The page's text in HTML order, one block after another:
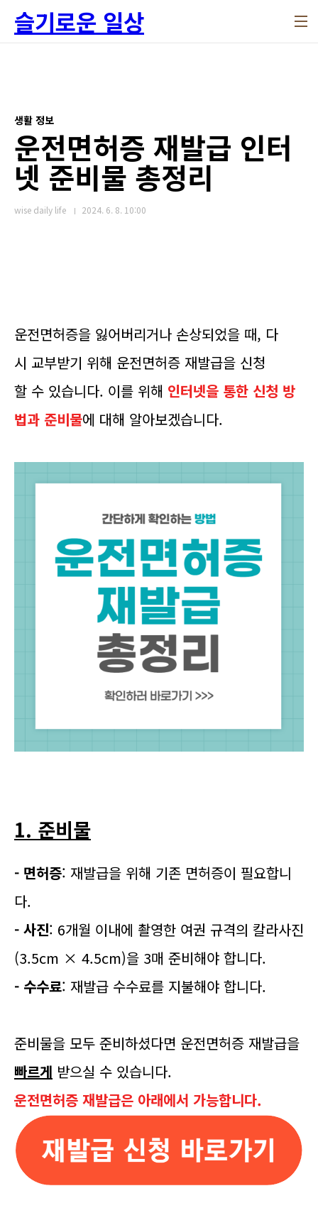
슬기로운 일상
생활 정보
운전면허증 재발급 인터
넷 준비물 총정리
wise daily life 2024. 6. 8. 10:00
운전면허증을 잃어버리거나 손상되었을 때, 다
시 교부받기 위해 운전면허증 재발급을 신청
할 수 있습니다. 이를 위해 인터넷을 통한 신청 방
법과 준비물에 대해 알아보겠습니다.
1. 준비물
- 면허증: 재발급을 위해 기존 면허증이 필요합니
다.
- 사진: 6개월 이내에 촬영한 여권 규격의 칼라사진
(3.5cm × 4.5cm)을 3매 준비해야 합니다.
- 수수료: 재발급 수수료를 지불해야 합니다.
준비물을 모두 준비하셨다면 운전면허증 재발급을
빠르게 받으실 수 있습니다.
운전면허증 재발급은 아래에서 가능합니다.